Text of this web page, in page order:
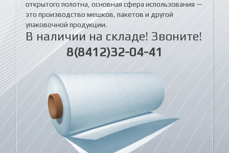
открытого полотна, основная сфера использования —
это производство мешков, пакетов и другой
упаковочной продукции.
В наличии на складе! Звоните!
8(8412)32-04-41